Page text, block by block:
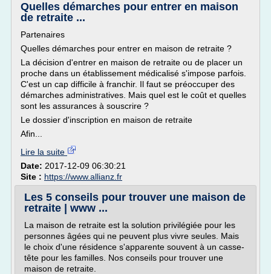
Quelles démarches pour entrer en maison
de retraite ...
Partenaires
Quelles démarches pour entrer en maison de retraite ?
La décision d'entrer en maison de retraite ou de placer un
proche dans un établissement médicalisé s'impose parfois.
C'est un cap difficile à franchir. Il faut se préoccuper des
démarches administratives. Mais quel est le coût et quelles
sont les assurances à souscrire ?
Le dossier d'inscription en maison de retraite
Afin...
Lire la suite
Date: 2017-12-09 06:30:21
Site : https://www.allianz.fr
Les 5 conseils pour trouver une maison de
retraite | www ...
La maison de retraite est la solution privilégiée pour les
personnes âgées qui ne peuvent plus vivre seules. Mais
le choix d'une résidence s'apparente souvent à un casse-
tête pour les familles. Nos conseils pour trouver une
maison de retraite.